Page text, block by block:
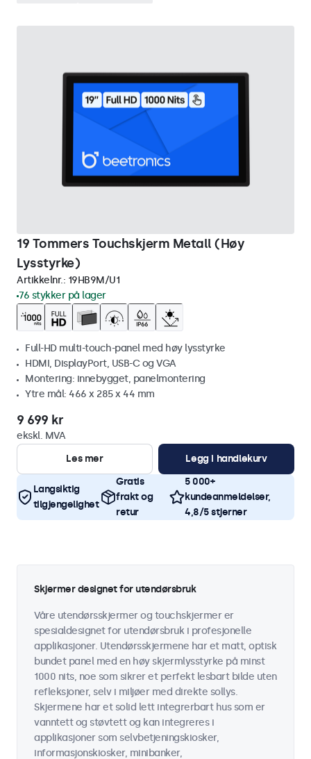
19 Tommers Touchskjerm Metall (Høy
Lysstyrke)
Artikkelnr.: 19HB9M/U1
76 stykker på lager
Full-HD multi-touch-panel med høy lysstyrke
HDMI, DisplayPort, USB-C og VGA
Montering: innebygget, panelmontering
Ytre mål: 466 x 285 x 44 mm
9 699 kr
ekskl. MVA
Les mer
Legg i handlekurv
Langsiktig
tilgjengelighet
Gratis
frakt og
retur
5 000+
kundeanmeldelser,
4,8/5 stjerner
Skjermer designet for utendørsbruk
Våre utendørsskjermer og touchskjermer er
spesialdesignet for utendørsbruk i profesjonelle
applikasjoner. Utendørsskjermene har et matt, optisk
bundet panel med en høy skjermlysstyrke på minst
1000 nits, noe som sikrer et perfekt lesbart bilde uten
refleksjoner, selv i miljøer med direkte sollys.
Skjermene har et solid lett integrerbart hus som er
vanntett og støvtett og kan integreres i
applikasjoner som selvbetjeningskiosker,
informasjonskiosker, minibanker,